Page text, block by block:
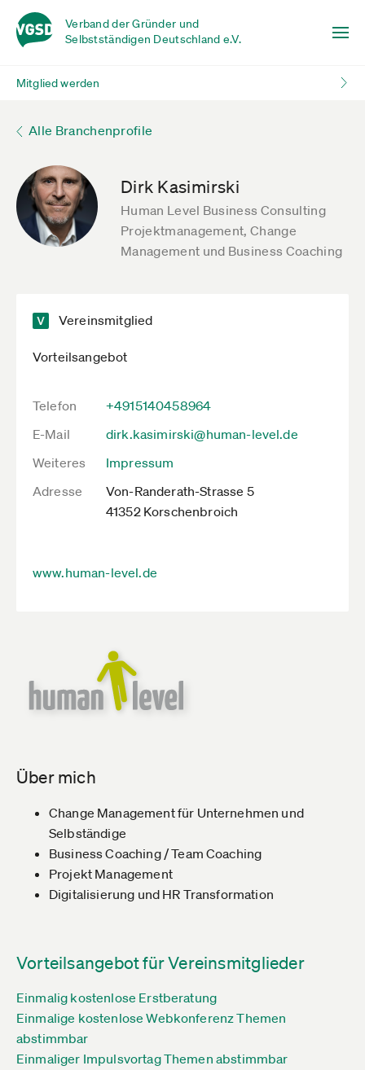
Verband der Gründer und
Selbstständigen Deutschland e.V.
Mitglied werden
Alle Branchenprofile
Dirk Kasimirski
Human Level Business Consulting
Projektmanagement, Change
Management und Business Coaching
Vereinsmitglied
Vorteilsangebot
Telefon
+4915140458964
E-Mail
dirk.kasimirski@human-level.de
Weiteres
Impressum
Adresse
Von-Randerath-Strasse 5
41352 Korschenbroich
www.human-level.de
Über mich
Change Management für Unternehmen und
Selbständige
Business Coaching / Team Coaching
Projekt Management
Digitalisierung und HR Transformation
Vorteilsangebot für Vereinsmitglieder
Einmalig kostenlose Erstberatung
Einmalige kostenlose Webkonferenz Themen
abstimmbar
Einmaliger Impulsvortag Themen abstimmbar